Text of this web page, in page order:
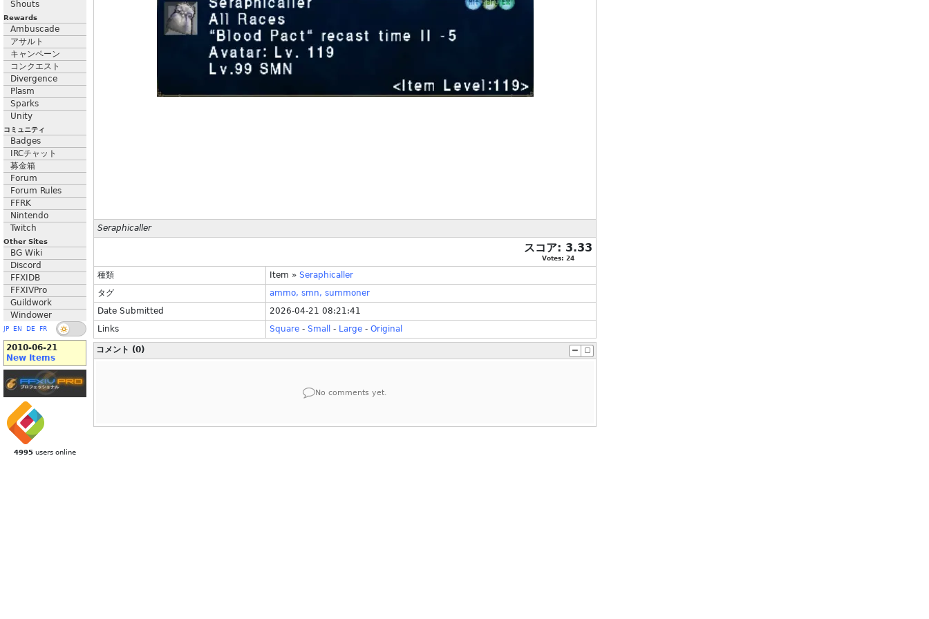
Shouts
Rewards
Ambuscade
アサルト
キャンペーン
コンクエスト
Divergence
Plasm
Sparks
Unity
コミュニティ
Badges
IRCチャット
募金箱
Forum
Forum Rules
FFRK
Nintendo
Twitch
Other Sites
BG Wiki
Discord
FFXIDB
FFXIVPro
Guildwork
Windower
JP EN DE FR
2010-06-21
New Items
4995 users online
Seraphicaller
スコア: 3.33
Votes: 24
種類 Item » Seraphicaller
タグ
ammo, smn, summoner
Date Submitted
2026-04-21 08:21:41
Links
Square - Small - Large - Original
コメント (0)
No comments yet.